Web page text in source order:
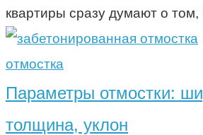
квартиры сразу думают о том,
отмостка
Параметры отмостки:
толщина, уклон